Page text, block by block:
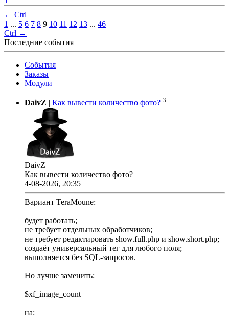
← Ctrl
1 ... 5 6 7 8 9 10 11 12 13 ... 46
Ctrl →
Последние события
События
Заказы
Модули
DaivZ | Как вывести количество фото? 3
DaivZ
Как вывести количество фото?
4-08-2026, 20:35
Вариант TeraMoune:
будет работать;
не требует отдельных обработчиков;
не требует редактировать show.full.php и show.short.php;
создаёт универсальный тег для любого поля;
выполняется без SQL-запросов.
Но лучше заменить:
$xf_image_count
на: